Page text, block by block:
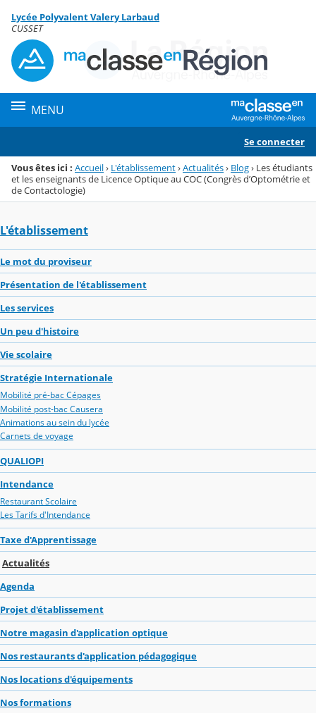
Menu de la rubrique
Contenu
Lycée Polyvalent Valery Larbaud
CUSSET
MENU
Se connecter
Vous êtes ici : Accueil› L'établissement›Actualités› Blog› Les étudiants
et les enseignants de Licence Optique au COC (Congrès d’Optométrie et
de Contactologie)
L'établissement
Le mot du proviseur
Présentation de l'établissement
Les services
Un peu d'histoire
Vie scolaire
Stratégie Internationale
Mobilité pré-bac Cépages
Mobilité post-bac Causera
Animations au sein du lycée
Carnets de voyage
QUALIOPI
Intendance
Restaurant Scolaire
Les Tarifs d'Intendance
Taxe d'Apprentissage
Actualités
Agenda
Projet d'établissement
Notre magasin d'application optique
Nos restaurants d'application pédagogique
Nos locations d'équipements
Nos formations